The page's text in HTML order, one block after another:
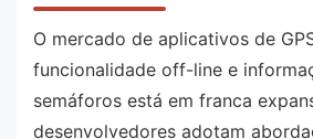
O mercado de aplicativos de
funcionalidade off-line e
semáforos está em franca
desenvolvedores adotam